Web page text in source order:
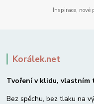
Inspirace, nové
Korálek.net
Tvoření v klidu, vlastním
Bez spěchu, bez tlaku na